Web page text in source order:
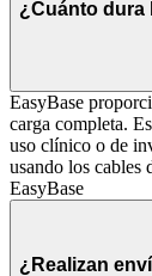
¿Cuánto dura
EasyBase
carga completa.
uso clínico o de
usando los cables
EasyBase
¿Realizan